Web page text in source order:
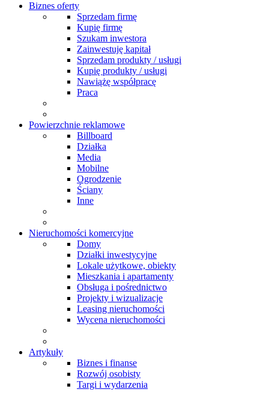
Biznes oferty
Sprzedam firmę
Kupię firmę
Szukam inwestora
Zainwestuję kapitał
Sprzedam produkty / usługi
Kupię produkty / usługi
Nawiążę współpracę
Praca
Powierzchnie reklamowe
Billboard
Działka
Media
Mobilne
Ogrodzenie
Ściany
Inne
Nieruchomości komercyjne
Domy
Działki inwestycyjne
Lokale użytkowe, obiekty
Mieszkania i apartamenty
Obsługa i pośrednictwo
Projekty i wizualizacje
Leasing nieruchomości
Wycena nieruchomości
Artykuły
Biznes i finanse
Rozwój osobisty
Targi i wydarzenia